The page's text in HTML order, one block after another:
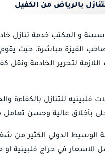
بالرياض من الكفيل
و المكتب خدمة تنازل
الفيزة مباشرة، حيث
اللازمة لتحرير الخادمة ونقل
فلبينيه للتنازل بالكفاءة
بأخلاق عالية وحسن تعامل
الدولي الكثير من
الاسعار في حراج فلبينية او